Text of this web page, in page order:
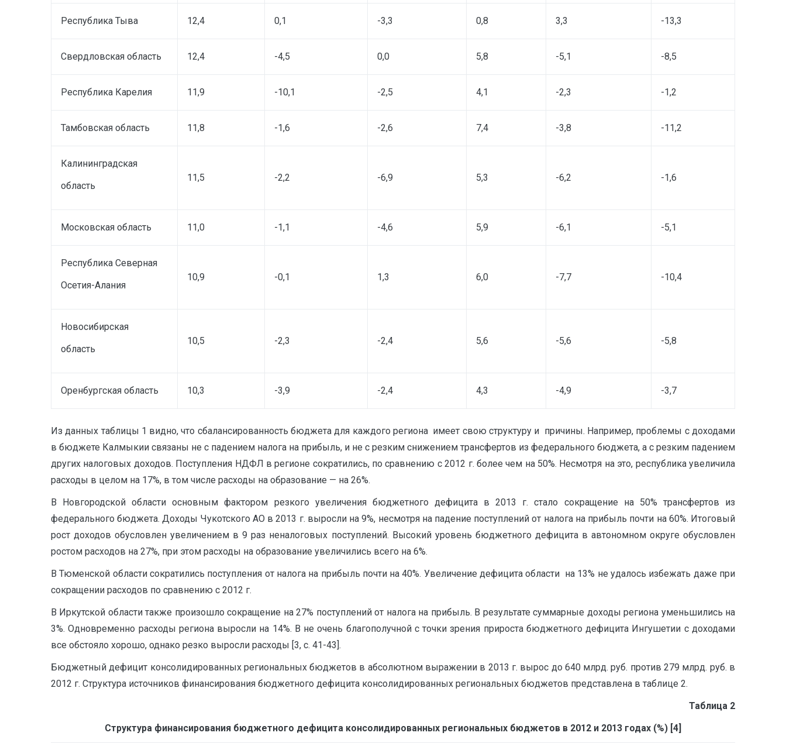
Республика Тыва 12,4 0,1 -3,3 0,8 3,3 -13,3
Свердловская область 12,4 -4,5 0,0 5,8 -5,1 -8,5
Республика Карелия 11,9 -10,1 -2,5 4,1 -2,3 -1,2
Тамбовская область 11,8 -1,6 -2,6 7,4 -3,8 -11,2
Калининградская
область
11,5 -2,2 -6,9 5,3 -6,2 -1,6
Московская область 11,0 -1,1 -4,6 5,9 -6,1 -5,1
Республика Северная
Осетия-Алания
10,9 -0,1 1,3 6,0 -7,7 -10,4
Новосибирская
область
10,5 -2,3 -2,4 5,6 -5,6 -5,8
Оренбургская область 10,3 -3,9 -2,4 4,3 -4,9 -3,7
Из данных таблицы 1 видно, что сбалансированность бюджета для каждого региона имеет свою структуру и причины. Например, проблемы с доходами
в бюджете Калмыкии связаны не с падением налога на прибыль, и не с резким снижением трансфертов из федерального бюджета, а с резким падением
других налоговых доходов. Поступления НДФЛ в регионе сократились, по сравнению с 2012 г. более чем на 50%. Несмотря на это, республика увеличила
расходы в целом на 17%, в том числе расходы на образование — на 26%.
В Новгородской области основным фактором резкого увеличения бюджетного дефицита в 2013 г. стало сокращение на 50% трансфертов из
федерального бюджета. Доходы Чукотского АО в 2013 г. выросли на 9%, несмотря на падение поступлений от налога на прибыль почти на 60%. Итоговый
рост доходов обусловлен увеличением в 9 раз неналоговых поступлений. Высокий уровень бюджетного дефицита в автономном округе обусловлен
ростом расходов на 27%, при этом расходы на образование увеличились всего на 6%.
В Тюменской области сократились поступления от налога на прибыль почти на 40%. Увеличение дефицита области на 13% не удалось избежать даже при
сокращении расходов по сравнению с 2012 г.
В Иркутской области также произошло сокращение на 27% поступлений от налога на прибыль. В результате суммарные доходы региона уменьшились на
3%. Одновременно расходы региона выросли на 14%. В не очень благополучной с точки зрения прироста бюджетного дефицита Ингушетии с доходами
все обстояло хорошо, однако резко выросли расходы [3, c. 41-43].
Бюджетный дефицит консолидированных региональных бюджетов в абсолютном выражении в 2013 г. вырос до 640 млрд. руб. против 279 млрд. руб. в
2012 г. Структура источников финансирования бюджетного дефицита консолидированных региональных бюджетов представлена в таблице 2.
Таблица 2
Структура финансирования бюджетного дефицита консолидированных региональных бюджетов в 2012 и 2013 годах (%) [4]